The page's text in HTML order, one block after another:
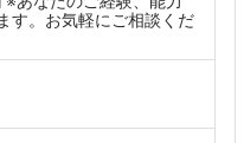
す。お気軽にご相談くだ